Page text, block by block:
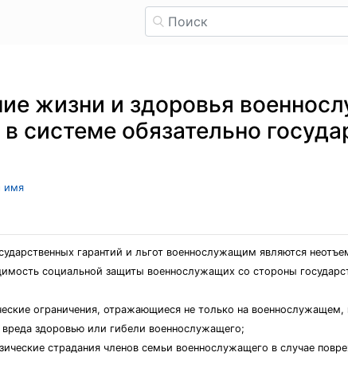
жизни и здоровья
системе обязательно
имя
гарантий и льгот военнослужащим являются
социальной защиты военнослужащих со стороны
ограничения, отражающиеся не только на военнослужащем,
здоровью или гибели военнослужащего;
страдания членов семьи военнослужащего в случае